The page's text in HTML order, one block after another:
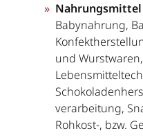
Nahrungsmittel
Babynahrung,
und
verarbeitung,
Rohkost-, bzw.